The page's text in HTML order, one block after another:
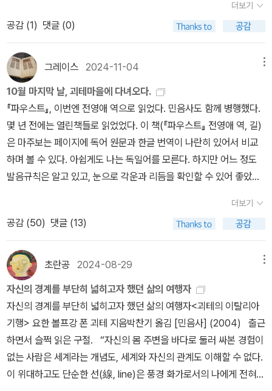
다.”(Es irrt der Mensch, solang’ er strebt.) 길을 잃고 실의에 젖
은 이들에게 용기를 주는 말로 자주 인용되며, 명언집에도 단골로 등
장하는 문장이다. 이 구절은 『파우스트』에서 인용된 것이다. 이 문장
에는 인간 파우스트의 장대한 드라마가 응축되어 있다. 지금까지 줄
곧 “인간은 노력하는 한 방황한다”로 옮겨왔던 이 문장을 전영애 교
수는 이렇게 옮겼다. “인간은 지향(志向)이 있는 한 방황한다.” 여기
서 “노력”에 해당하는 독일어 단어 “streben”은 물론 “목적을 이루
기 위해 몸과 마음을 다하여 애를 쓰다”로 정의되는 “노력하다”의 의
미를 갖기는 한다. 그러나 그 근저에 깔려 있는 뜻은 “나아가다”, “지
향하다”, “열망하다”이다. 그런 이유에서, 이 새로운 번역에서 옮긴이
황한다”라고 번역되어 온 문장인데 “노력”에 다소 지나치게 비중을
ben이 불철주야, 일로매진 같은 의미보다는 마음속의 솟구침을 더
많이 담은 단어이기 때문이다. 이 작품은 무엇보다 그침 없는 욕망에
추동되는 근현대적 인간의 삶의 핵심과 문제들을 비중 있게 다루고
있다. 최근 드라마와 영화들에서 종종 변주되는 악마와 계약한 인간
의 원형이 여기에 등장한다. 많은 지식을 가졌건만 독배를 들 만큼 회
의가 가득한 한 인간이 결국 악마에게 몸을 맡기지만, 모든 것을 다 경
험하고 다 가지려는 욕망이 끝이 없는 “근대적인” 한 인간이 무엇을
섭렵할 수 있으며 그 끝이 어떠한가, 그것이 이 작품의 문제의식이다.
서출판 길)을 다시 구입했다. 전영애는 독일어 판본에 관한 이야기와
운문 형식을 살려 새롭게 번역한 이유는 ‘옮긴이 해제’에 상세히 밝히
고 있다. 일반 독자에게 대역본은 큰 의미가 없어보이지만 형식은 내
용을 지배한다는 점에서 독일어 단어의 형태와 리듬만 확인하는 정도
로도 충분한 가치가 있다. 독일어는 성, 수, 격에 따라 정관사가 16개,
부정관사가 12개나 된다. 독일어 선택으로 학력고사를 치렀던 일이
전생의 기억처럼 흐릿하지만 여전히 정관사, 부정관사를 주문처럼 남
아 있기는 하다. 그렇다고 해서 원문과 번역문을 비교하거나 그 차이
를 감상할 수는 없다. 정성스레 실로 엮은 양장본을 넘기는 호사를 누
리며 가독성보다 원전에 조금 충실한 번역을 원하는 독자들에게 좋은
선택지가 생겼다. 정경석의 작품해설에 파우스트 전설이 소개되어 있
다. 듀얼모니터 한쪽 창에 띄워 놓고 각 장의 흐름과 내용을 미리 살피
며 읽으면 어렵거나 이해되지 않는 부분은 거의 없다. 천병희가 아니
니었다면 프루스트를 만나지 않았을 지도 모른다. 번역 때문이든 독
자의 나이와 상황 때문이든 전영애는 파우스트를 새로운 관점으로 다
시 바라보게 한다. 누군가의 수고로움과 노력들이 다음 세대의 출발
선이 된다는 점에서 인간의 문명이 이어진다. <여러 번역본들>* 정
서웅(민음사, 1999)* 김수용(책세상, 2006)* 이인웅(문학동네, 2
009) * 김인순(열린책들, 2009)* 정경석(문예출판사, 2010)* 정
광섭(홍신문화사, 2011)* 김재혁(펭귄클래식코리아, 2012)* 장희
창(을유문화사, 2015)* 전영애(길, 2019)* 안인희(현대지성, 202
독교권 세계의 권선징악 이야기의 하나다. 괴테는 24년의 한시적 계
약을 더는 바랄 바가 없어서 순간을 향해 “멈추어라, 너 참 아름답구
나!”라는 말이 절로 나올 때까지 악마가 봉사해야 하는 ‘내기’로 바꾼
것이다. (옮긴이 해제 참조) “괴테가 60년을 두고 쓴 작품, 그 추동
력을 한 줄로 요약하면 인간은 지향이 있는 한 방황한다.”는 구절이라
고 전영애 교수는 말한다. 철학, 법학, 의학, 신학까지, 중세의 모든 학
문을 섭렵한 파우스트지만 “알게 된 거라곤, 우리가 아무것도 알 수
없다는 것뿐!”이라는 탄식을 쏟아내며, 결국 악마에게 영혼을 팔게 된
다. 학문의 최고 경지, 사회적인 성공, 사랑, 부와 명예 등 지상의 어떤
가치도 인간의 영혼을 자유롭게 하지도, 인간을 구하지도 못한다는
것을 이 책은 말해주고 있다. 결국 세상의 물리적인 가치가 인간의 영
고 있다. 인간의 방황은 삶을 자신에게로 되돌리기 위한 의지의 표명
속성인 것이다. 방황에 대한 긍정, 그것은 완벽하지 않은 인간에 대한
긍정인 동시에, 인간 속에 내재된 본성에 대한 긍정이다. 이는 ‘방황하
는’ 모든 존재들에 건네는 위로다. 완벽하지 않음으로 인간은 인간일
수 있기 때문이다. 평생 학문적인 성취가 목적이었던 파우스트는 자
신의 삶을 떠나, 사랑을 경험하고 국가의 재정 위기를 해결해 능력을
인정받고 고대 그리스 시대로 가 헬레나를 만나는 등의 시대와 공간
을 뛰어넘는 여정을 경험하지만, 그런 여정들에서 멈추어라, 너 참 아
름답구나! 를 쉬이 외치지 않는다. 파우스트 나는 다만 세상을 달려왔
되면서 나는 지인들에게 종종 마지막으로 읽게(?) 될 책은 어쩌면 성
경책일지도 모른다고 말했다. '(....) <<파우스트>>의 캐릭터 메피스
토텔레스의 설정에서 대표적으로 엿볼 수 있습니다.이 악마는 그저
악마가 아니고 참으로 매력적인 주인공 파우스트를 능가하는 매력을
가진 캐릭터입니다.얼마나 옳은 말만 골라 하는지요. 그야말로 쿨하
고 시니컬한 그의 대사들은 그야말로 사람의 마음을 사로잡는 힘을
가지고 있습니다'/105쪽 파우스트 보다 메피스토텔레스에 빠져 들때
마다, 느꼈던 딜레마는.. 자연(?)스러웠던 거다. 악마라 생각했는데,
옳은 말만 하는... 그런데 그에게 빠져 있었던 것, 그리고 <<파우스트
>>에서 들려 주고 싶었던 진짜 이야기일지도 모르는 지점과 마주하
면서, 다시 읽어 보고 싶은 마음이 생겼다. 여백서원에 가면 알게 되겠
지만, 이름의 역사(?)가 만들어진 이유도 알았다.'여백서원, 책이 가
득한데 이름은 여백이라 지었습니다. 책도 읽지만 숨 한 번 돌리며 자
입니다. 흰빛 같이 맑은 사람들을 위한 책의 집인것입니다'/191쪽 이
번에는 솔풀판사 번역 <파우스트>를 읽어 볼까 싶다.
더보기
공감 (1) 댓글 (0)
그레이스 2024-11-04
10월 마지막 날, 괴테마을에 다녀오다.
『파우스트』, 이번엔 전영애 역으로 읽었다. 민음사도 함께 병행했다.
몇 년 전에는 열린책들로 읽었었다. 이 책(『파우스트』 전영애 역, 길)
은 마주보는 페이지에 독어 원문과 한글 번역이 나란히 있어서 비교
하며 볼 수 있다. 아쉽게도 나는 독일어를 모른다. 하지만 어느 정도
발음규칙은 알고 있고, 눈으로 각운과 리듬을 확인할 수 있어 좋았다.
잠시 했다. 『신곡』 읽을 때는 이탈리아어, 호메로스 읽을 때는 그리스
어, 그리고 라틴어, 불어, 일본어……. 이런 식으로 마음속에서는 10개
는 족히 되는 언어를 익혔다.^^ 이 작품의 주제라 할 수 있는 “인간
은 지향이 있는 한 방황한다.(317행, 전영애 번역, 길)”는 민음사나
문학동네, 열린책들에서는 “인간은 노력하는 한 방황하는 법이니까
(잘못을 범하니까)”로 번역되었었다. 아마도 이 구절은 “어두운 충동
에 사로잡힌 선한 인간은 바른 길을 잘 의식하고 있다(328~329
행)”과 함께 파우스트의 욕망, 방황을 설명하고 있다는 생각이다. “무
엇이 세계를 그 가장 깊은 내면에서 지탱하고 있는지, 모든 작용하는
힘과 그 맹아를 보려는(382~385행)”욕망, 그 비밀을 알려는 노력
은 실패할 것임을 예언하는 듯하다. 평생을 실험실에서 연구를 했으
더보기
공감 (50) 댓글 (13)
초란공 2024-08-29
자신의 경계를 부단히 넓히고자 했던 삶의 여행자
자신의 경계를 부단히 넓히고자 했던 삶의 여행자<괴테의 이탈리아
기행> 요한 볼프강 폰 괴테 지음박찬기 옮김 [민음사] (2004) 출근
하면서 슬쩍 읽은 구절. “자신의 몸 주변을 바다로 둘러 싸본 경험이
없는 사람은 세계라는 개념도, 세계와 자신의 관계도 이해할 수 없다.
이 위대하고도 단순한 선(線, line)은 풍경 화가로서의 나에게 전혀